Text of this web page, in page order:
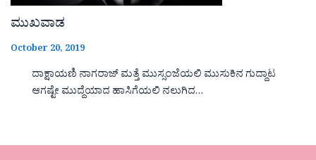
ಮುಖವಾಡ
October 20, 2019
ದಾಕ್ಷಾಯಣಿ ನಾಗರಾಜ್ ಮತ್ತೆ ಮುಸ್ಸಂಜೆಯಲಿ ಮುಸುಕಿನ ಗುದ್ದಾಟ
ಆಗಷ್ಟೇ ಮುದ್ದೆಯಾದ ಹಾಸಿಗೆಯಲಿ ನಲುಗಿದ…